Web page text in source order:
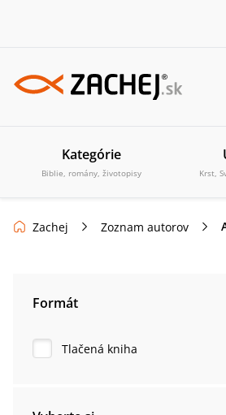
Kategórie
Biblie, romány, životopisy Krst,
Zachej Zoznam autorov
Formát
Tlačená kniha